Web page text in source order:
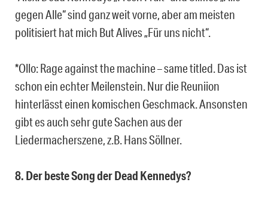
gegen Alle“ sind ganz weit vorne, aber am meisten
politisiert hat mich But Alives „Für uns nicht“.
*Ollo: Rage against the machine – same titled. Das ist
schon ein echter Meilenstein. Nur die Reuniion
hinterlässt einen komischen Geschmack. Ansonsten
gibt es auch sehr gute Sachen aus der
Liedermacherszene, z.B. Hans Söllner.
8. Der beste Song der Dead Kennedys?